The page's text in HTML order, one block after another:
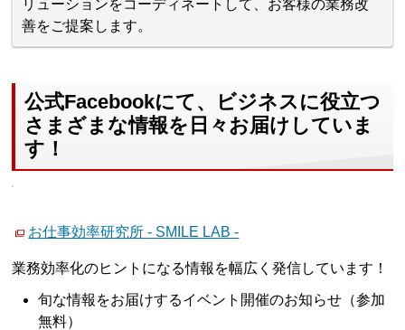
リューションをコーディネートして、お客様の業務改
善をご提案します。
公式Facebookにて、ビジネスに役立つ
さまざまな情報を日々お届けしていま
す！
お仕事効率研究所 - SMILE LAB -
業務効率化のヒントになる情報を幅広く発信しています！
旬な情報をお届けするイベント開催のお知らせ（参加
無料）